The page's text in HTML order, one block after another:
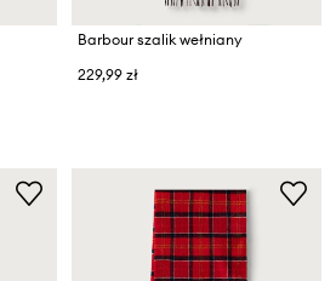
Barbour szalik wełniany
229,99 zł